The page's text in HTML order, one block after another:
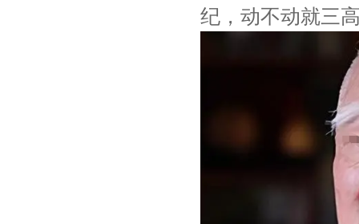
纪，动不动就三